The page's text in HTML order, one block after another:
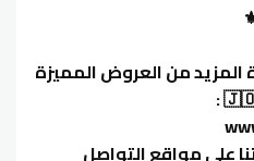
من العروض المميزة
على مواقع التواصل